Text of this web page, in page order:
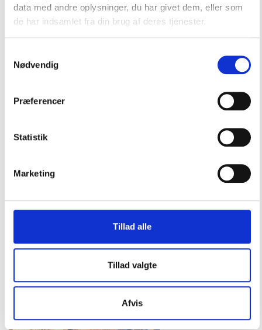
data med andre oplysninger, du har givet dem, eller som
de har indsamlet fra din brug af deres tjenester.
Nødvendig
Præferencer
Statistik
Marketing
Tillad alle
Tillad valgte
Afvis
Sejlertøj & Sko
Styring & Motorkontrol
Vandsport & Fritid
Vintage / Classic